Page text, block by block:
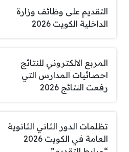
التقديم على وظائف وزارة
الداخلية الكويت 2026
المربع الالكتروني للنتائج
احصائيات المدارس التي
رفعت النتائج 2026
تظلمات الدور الثاني الثانوية
العامة في الكويت 2026